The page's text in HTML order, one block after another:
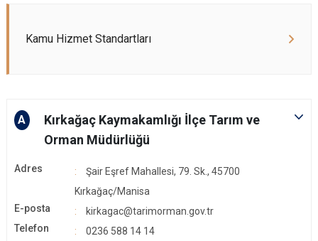
Kamu Hizmet Standartları
A
Kırkağaç Kaymakamlığı İlçe Tarım ve
Orman Müdürlüğü
Adres
Şair Eşref Mahallesi, 79. Sk., 45700
Kırkağaç/Manisa
E-posta
kirkagac@tarimorman.gov.tr
Telefon
0236 588 14 14